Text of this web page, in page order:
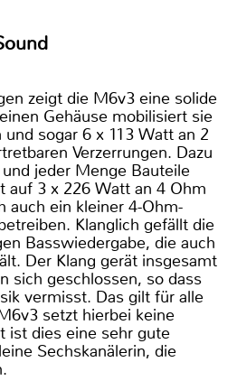
zeigt die M6v3 eine solide
Gehäuse mobilisiert sie
sogar 6 x 113 Watt an 2
Verzerrungen. Dazu
jeder Menge Bauteile
auf 3 x 226 Watt an 4 Ohm
auch ein kleiner 4-Ohm-
Klanglich gefällt die
Basswiedergabe, die auch
Der Klang gerät insgesamt
sich geschlossen, so dass
vermisst. Das gilt für alle
setzt hierbei keine
ist dies eine sehr gute
Sechskanälerin, die